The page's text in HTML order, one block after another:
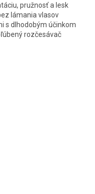
pružnosť a lesk
lámania vlasov
s dlhodobým účinkom
rozčesávač